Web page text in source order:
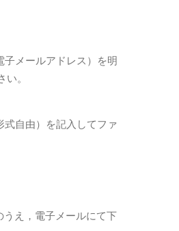
メールアドレス）を明
。
自由）を記入してファ
え，電子メールにて下